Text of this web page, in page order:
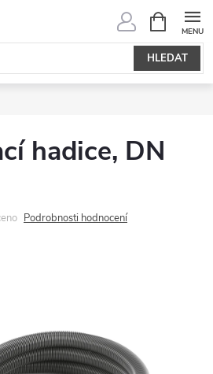
HLEDAT
NÁKUPNÍ
KOŠÍK
hadice, DN
Podrobnosti hodnocení